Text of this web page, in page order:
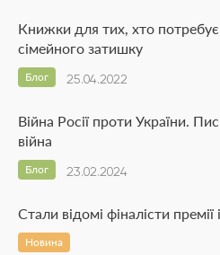
Книжки для тих, хто потребує
сімейного затишку
25.04.2022
Блог
Війна Росії проти України.
війна
23.02.2024
Блог
Стали відомі фіналісти
Новина